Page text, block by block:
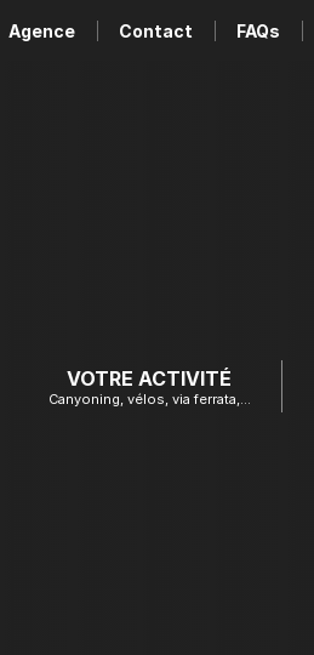
VOTRE ACTIVITÉ
Canyoning, vélos, via ferrata,…
Agence Contact FAQs